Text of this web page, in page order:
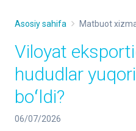
Asosiy sahifa Matbuot
Viloyat
hududlar
boʻldi?
06/07/2026